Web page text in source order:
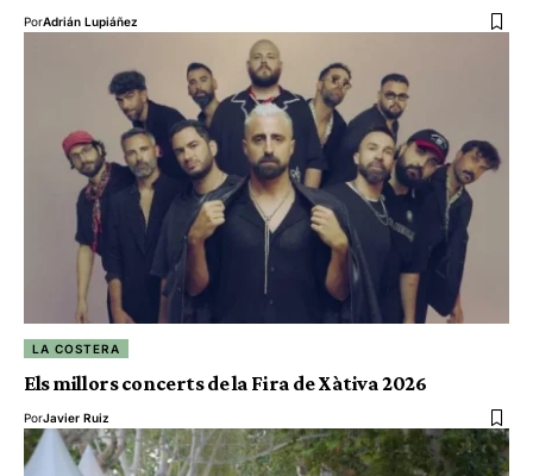
PorAdrián Lupiáñez
LA COSTERA
Els millors concerts de la Fira de Xàtiva 2026
PorJavier Ruiz